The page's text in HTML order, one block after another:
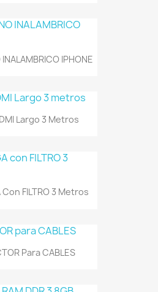
IPHONE
Largo 3 Metros
Con FILTRO 3 Metros
Para CABLES